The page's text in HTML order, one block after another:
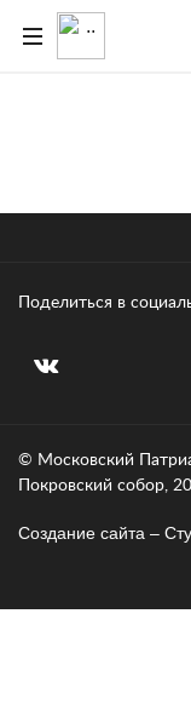
Поделиться в
© Московский
Покровский собор,
Создание сайта –